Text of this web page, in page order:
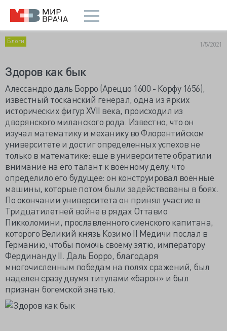
Блоги 1/5/2021
Здоров как бык
Алессандро даль Борро (Ареццо 1600 - Корфу 1656),
известный тосканский генерал, одна из ярких
исторических фигур XVII века, происходил из
дворянского миланского рода. Известно, что он
изучал математику и механику во Флорентийском
университете и достиг определенных успехов не
только в математике: еще в университете обратили
внимание на его талант к военному делу, что
определило его будущее: он конструировал военные
машины, которые потом были задействованы в боях.
По окончании университета он принял участие в
Тридцатилетней войне в рядах Оттавио
Пикколомини, прославленного сиенского капитана,
которого Великий князь Козимо II Медичи послал в
Германию, чтобы помочь своему зятю, императору
Фердинанду II. Даль Борро, благодаря
многочисленным победам на полях сражений, был
наделен сразу двумя титулами «барон» и был
признан богемской знатью.